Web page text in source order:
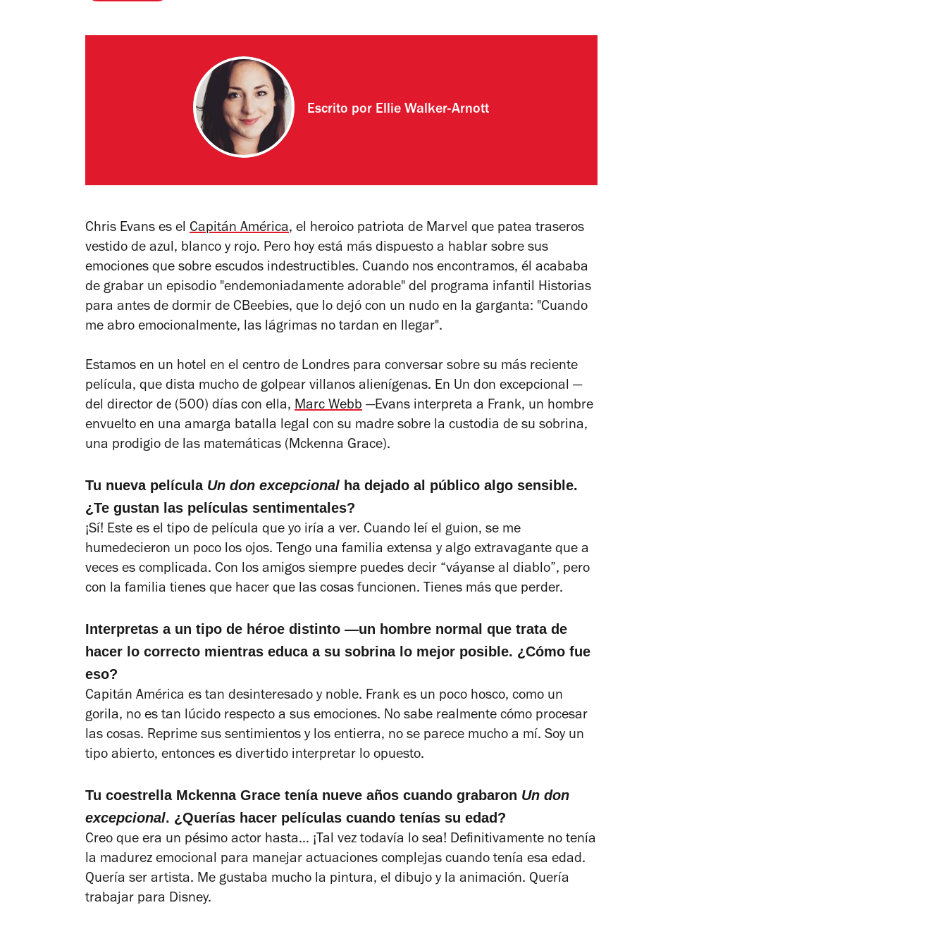
Escrito por Ellie Walker-Arnott
Chris Evans es el Capitán América, el heroico patriota de Marvel que patea traseros
vestido de azul, blanco y rojo. Pero hoy está más dispuesto a hablar sobre sus
emociones que sobre escudos indestructibles. Cuando nos encontramos, él acababa
de grabar un episodio "endemoniadamente adorable" del programa infantil Historias
para antes de dormir de CBeebies, que lo dejó con un nudo en la garganta: "Cuando
me abro emocionalmente, las lágrimas no tardan en llegar".
Estamos en un hotel en el centro de Londres para conversar sobre su más reciente
película, que dista mucho de golpear villanos alienígenas. En Un don excepcional —
del director de (500) días con ella, Marc Webb —Evans interpreta a Frank, un hombre
envuelto en una amarga batalla legal con su madre sobre la custodia de su sobrina,
una prodigio de las matemáticas (Mckenna Grace).
Tu nueva película Un don excepcional ha dejado al público algo sensible.
¿Te gustan las películas sentimentales?
¡Sí! Este es el tipo de película que yo iría a ver. Cuando leí el guion, se me
humedecieron un poco los ojos. Tengo una familia extensa y algo extravagante que a
veces es complicada. Con los amigos siempre puedes decir “váyanse al diablo”, pero
con la familia tienes que hacer que las cosas funcionen. Tienes más que perder.
Interpretas a un tipo de héroe distinto —un hombre normal que trata de
hacer lo correcto mientras educa a su sobrina lo mejor posible. ¿Cómo fue
eso?
Capitán América es tan desinteresado y noble. Frank es un poco hosco, como un
gorila, no es tan lúcido respecto a sus emociones. No sabe realmente cómo procesar
las cosas. Reprime sus sentimientos y los entierra, no se parece mucho a mí. Soy un
tipo abierto, entonces es divertido interpretar lo opuesto.
Tu coestrella Mckenna Grace tenía nueve años cuando grabaron Un don
excepcional. ¿Querías hacer películas cuando tenías su edad?
Creo que era un pésimo actor hasta… ¡Tal vez todavía lo sea! Definitivamente no tenía
la madurez emocional para manejar actuaciones complejas cuando tenía esa edad.
Quería ser artista. Me gustaba mucho la pintura, el dibujo y la animación. Quería
trabajar para Disney.